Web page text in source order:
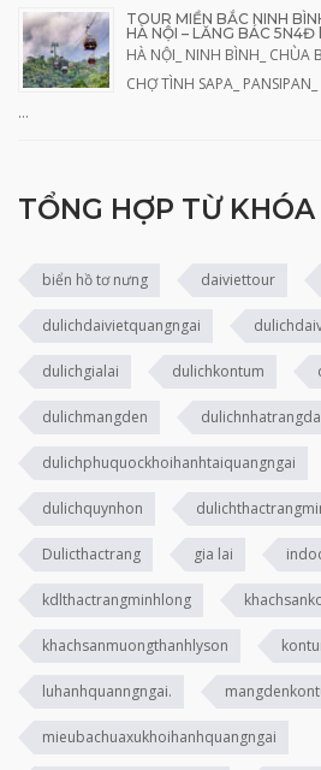
TOUR MIỀN BẮC NINH
HÀ NỘI – LĂNG BÁC
HÀ NỘI_ NINH BÌNH_ CHÙA
CHỢ TÌNH SAPA_
…
TỔNG HỢP TỪ KHÓA
biển hồ tơ nưng daiviettour
dulichdaivietquangngai
dulichgialai dulichkontum
dulichmangden
dulichphuquockhoihanhtaiquangngai
dulichquynhon
Dulicthactrang gia lai
kdlthactrangminhlong
khachsanmuongthanhlyson
luhanhquanngngai.
mieubachuaxukhoihanhquangngai